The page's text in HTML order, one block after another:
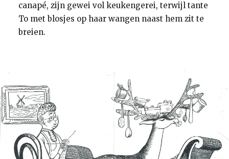
canapé, zijn gewei vol keukengerei, terwijl tante
To met blosjes op haar wangen naast hem zit te
breien.